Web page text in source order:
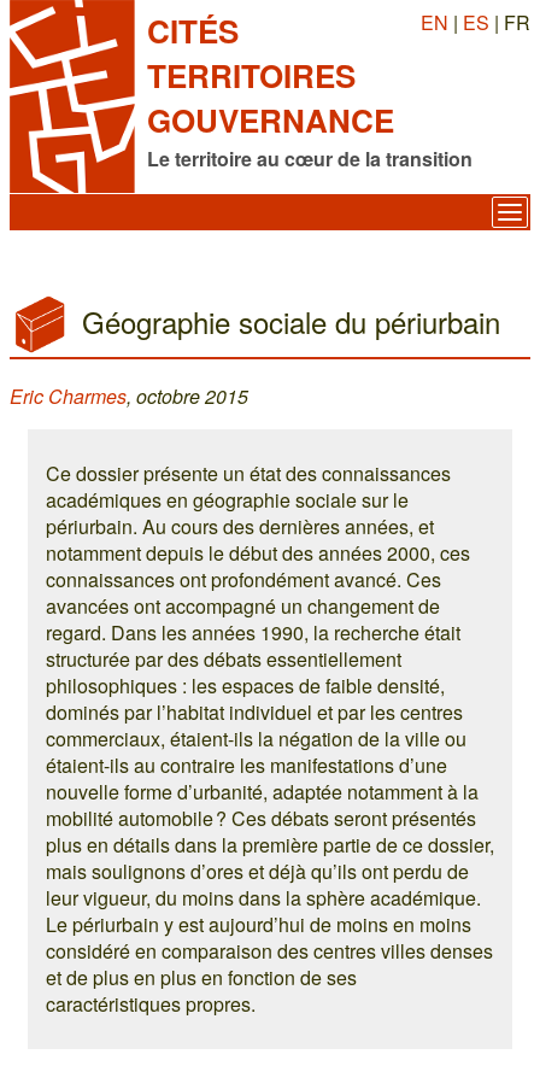
CITÉS
TERRITOIRES
GOUVERNANCE
Le territoire au cœur de la transition
EN | ES | FR
Géographie sociale du périurbain
Eric Charmes, octobre 2015
Ce dossier présente un état des connaissances
académiques en géographie sociale sur le
périurbain. Au cours des dernières années, et
notamment depuis le début des années 2000, ces
connaissances ont profondément avancé. Ces
avancées ont accompagné un changement de
regard. Dans les années 1990, la recherche était
structurée par des débats essentiellement
philosophiques : les espaces de faible densité,
dominés par l’habitat individuel et par les centres
commerciaux, étaient-ils la négation de la ville ou
étaient-ils au contraire les manifestations d’une
nouvelle forme d’urbanité, adaptée notamment à la
mobilité automobile ? Ces débats seront présentés
plus en détails dans la première partie de ce dossier,
mais soulignons d’ores et déjà qu’ils ont perdu de
leur vigueur, du moins dans la sphère académique.
Le périurbain y est aujourd’hui de moins en moins
considéré en comparaison des centres villes denses
et de plus en plus en fonction de ses
caractéristiques propres.